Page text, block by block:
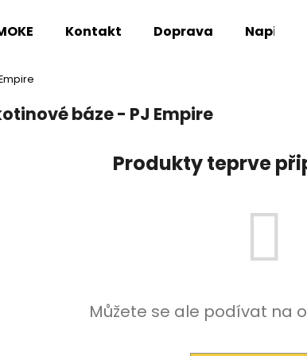
Kontakt Doprava Napište
báze - PJ Empire
Produkty teprve
Můžete se ale podívat na
najít?